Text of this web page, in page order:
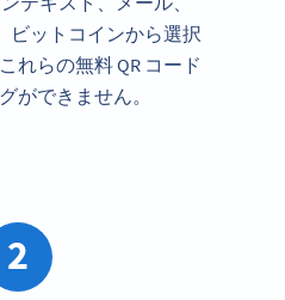
ビットコインから選択
れらの無料 QR コード
ができません。
2